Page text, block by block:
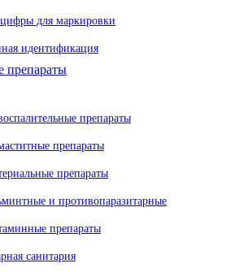
для маркировки
идентификация
препараты
препараты
препараты
препараты
и противопаразитарные
препараты
санитария